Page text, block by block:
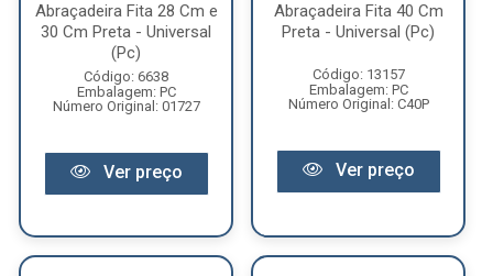
Abraçadeira Fita 28 Cm e
30 Cm Preta - Universal
(Pc)
Código: 6638
Embalagem: PC
Número Original: 01727
Ver preço
Abraçadeira Fita 40 Cm
Preta - Universal (Pc)
Código: 13157
Embalagem: PC
Número Original: C40P
Ver preço